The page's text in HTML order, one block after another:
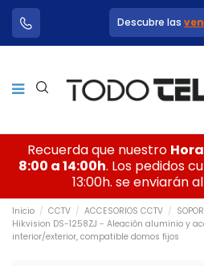
Descubre las
Recuerda que nuestro
8:00 a 14:00h. Los pedidos
13:00h. se enviarán
Inicio CCTV ACCESORIOS CCTV
Hikvision DS-1258ZJ - Aleación aluminio y
interior/exterior, compatible domos fijos